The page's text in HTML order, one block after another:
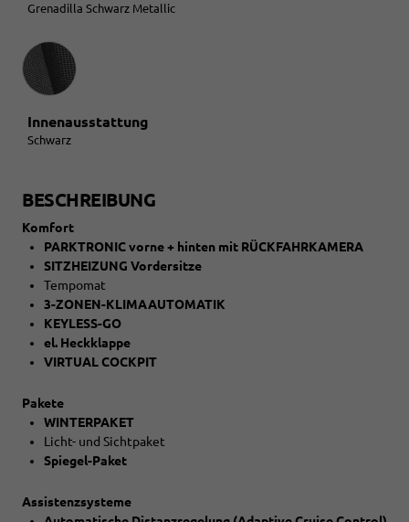
Grenadilla Schwarz Metallic
Innenausstattung
Innenausstattung
Schwarz
BESCHREIBUNG
Komfort
PARKTRONIC vorne + hinten mit RÜCKFAHRKAMERA
SITZHEIZUNG Vordersitze
Tempomat
3-ZONEN-KLIMAAUTOMATIK
KEYLESS-GO
el. Heckklappe
VIRTUAL COCKPIT
Pakete
WINTERPAKET
Licht- und Sichtpaket
Spiegel-Paket
Assistenzsysteme